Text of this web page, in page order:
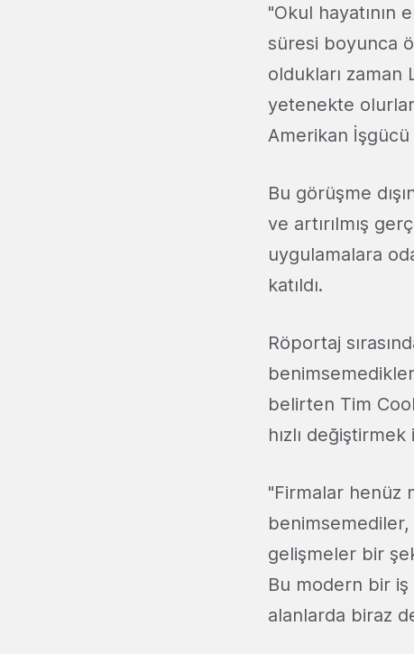
"Okul
süresi boyunca
oldukları
yetenekte
Amerikan İşgücü
Bu görüşme
ve artırılmış
uygulamalara
katıldı.
Röportaj
belirten Tim
hızlı
"Firmalar henüz
gelişmeler bir
Bu modern bir
alanlarda biraz